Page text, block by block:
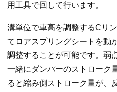
用工具で回して行います。
溝単位で車高を調整するCリ
てロアスプリングシートを動
調整することが可能です。弱
一緒にダンパーのストローク
ると縮み側ストローク量が、